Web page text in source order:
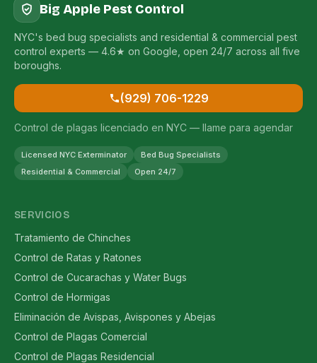
Big Apple Pest Control
NYC's bed bug specialists and residential & commercial pest
control experts — 4.6★ on Google, open 24/7 across all five
boroughs.
(929) 706-1229
Control de plagas licenciado en NYC — llame para agendar
Licensed NYC Exterminator
Bed Bug Specialists
Residential & Commercial
Open 24/7
SERVICIOS
Tratamiento de Chinches
Control de Ratas y Ratones
Control de Cucarachas y Water Bugs
Control de Hormigas
Eliminación de Avispas, Avispones y Abejas
Control de Plagas Comercial
Control de Plagas Residencial